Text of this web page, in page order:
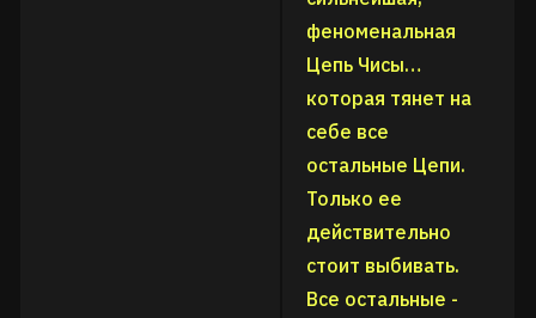
феноменальная
Цепь Чисы…
которая тянет на
себе все
остальные Цепи.
Только ее
действительно
стоит выбивать.
Все остальные -